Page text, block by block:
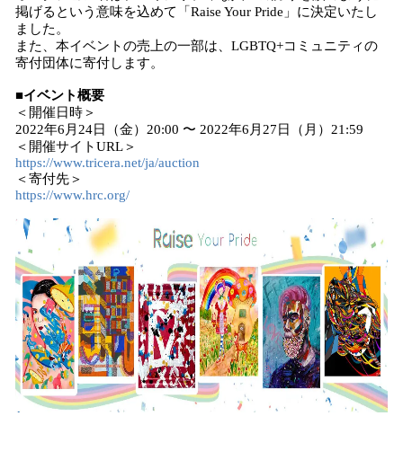
掲げるという意味を込めて「Raise Your Pride」に決定いたし
ました。
また、本イベントの売上の一部は、LGBTQ+コミュニティの
寄付団体に寄付します。
■イベント概要
＜開催日時＞
2022年6月24日（金）20:00 〜 2022年6月27日（月）21:59
＜開催サイトURL＞
https://www.tricera.net/ja/auction
＜寄付先＞
https://www.hrc.org/